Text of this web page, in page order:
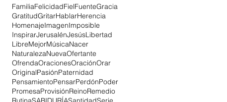
FamiliaFelicidadFielFuenteGracia
GratitudGritarHablarHerencia
HomenajeImagenImposible
InspirarJerusalénJesúsLibertad
LibreMejorMúsicaNacer
NaturalezaNuevaOfertante
OfrendaOracionesOraciónOrar
OriginalPasiónPaternidad
PensamientoPensarPerdónPoder
PromesaProvisiónReinoRemedio